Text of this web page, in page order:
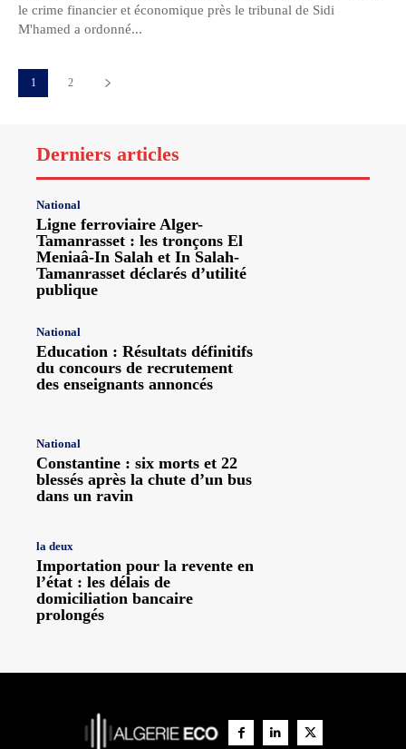
le crime financier et économique près le tribunal de Sidi
M'hamed a ordonné...
1 2
Derniers articles
National
Ligne ferroviaire Alger-
Tamanrasset : les tronçons El
Meniaâ-In Salah et In Salah-
Tamanrasset déclarés d’utilité
publique
National
Education : Résultats définitifs
du concours de recrutement
des enseignants annoncés
National
Constantine : six morts et 22
blessés après la chute d’un bus
dans un ravin
la deux
Importation pour la revente en
l’état : les délais de
domiciliation bancaire
prolongés